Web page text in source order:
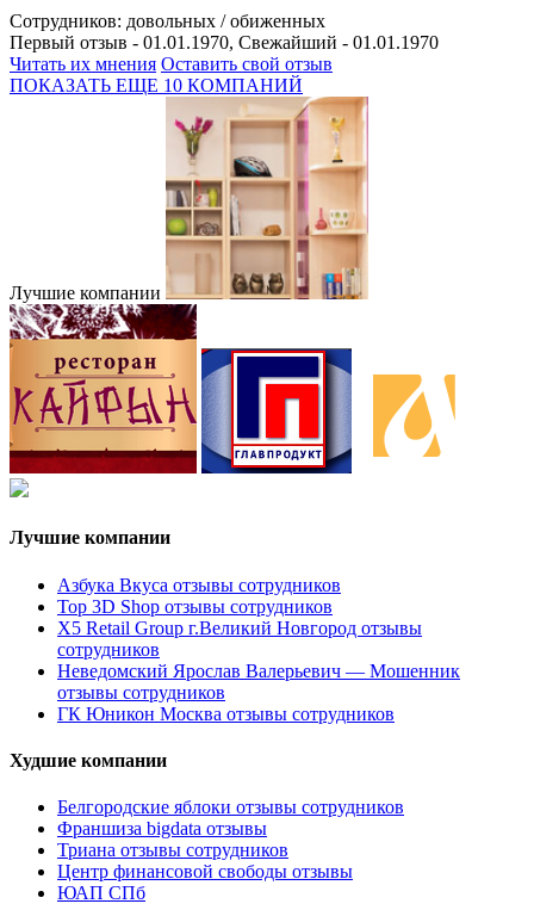
Сотрудников: довольных /обиженных
Первый отзыв - 01.01.1970, Свежайший - 01.01.1970
Читать их мнения Оставить свой отзыв
ПОКАЗАТЬ ЕЩЕ 10 КОМПАНИЙ
Лучшие компании
Лучшие компании
Азбука Вкуса отзывы сотрудников
Top 3D Shop отзывы сотрудников
X5 Retail Group г.Великий Новгород отзывы
сотрудников
Неведомский Ярослав Валерьевич — Мошенник
отзывы сотрудников
ГК Юникон Москва отзывы сотрудников
Худшие компании
Белгородские яблоки отзывы сотрудников
Франшиза bigdata отзывы
Триана отзывы сотрудников
Центр финансовой свободы отзывы
ЮАП СПб